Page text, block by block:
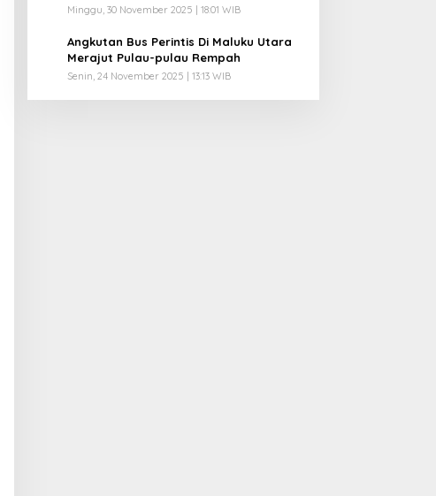
Minggu, 30 November 2025 | 18:01 WIB
Angkutan Bus Perintis Di Maluku Utara
Merajut Pulau-pulau Rempah
Senin, 24 November 2025 | 13:13 WIB